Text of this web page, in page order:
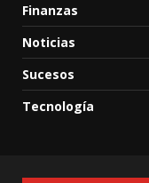
Finanzas
Noticias
Sucesos
Tecnología